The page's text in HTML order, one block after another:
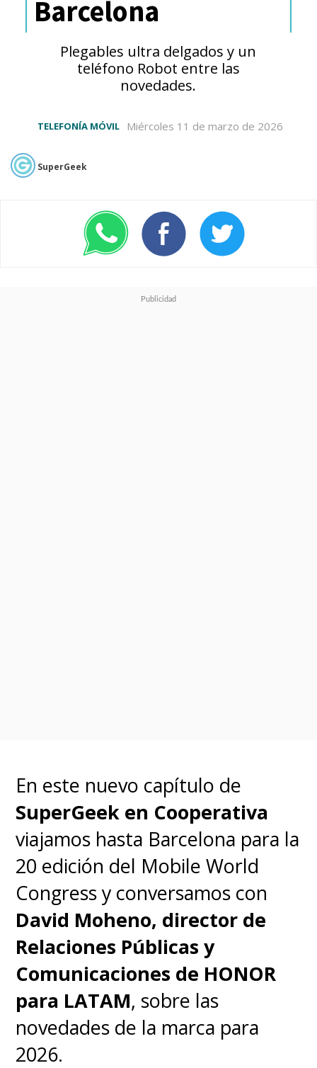
Barcelona
Plegables ultra delgados y un
teléfono Robot entre las
novedades.
Miércoles 11 de marzo de 2026
TELEFONÍA MÓVIL
SuperGeek
En este nuevo capítulo de
SuperGeek en Cooperativa
viajamos hasta Barcelona para la
20 edición del Mobile World
Congress y conversamos con
David Moheno, director de
Relaciones Públicas y
Comunicaciones de HONOR
para LATAM, sobre las
novedades de la marca para
2026.